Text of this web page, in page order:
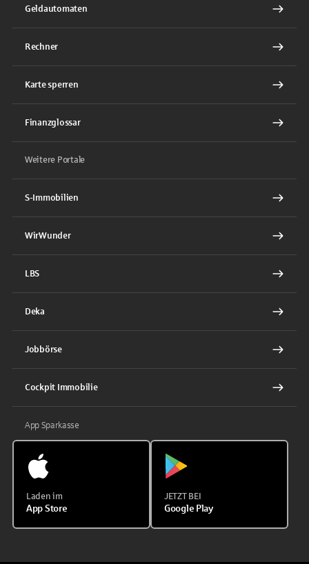
Geldautomaten
Rechner
Karte sperren
Finanzglossar
Weitere Portale
S-Immobilien
WirWunder
LBS
Deka
Jobbörse
Cockpit Immobilie
App Sparkasse
Laden im
App Store
JETZT BEI
Google Play